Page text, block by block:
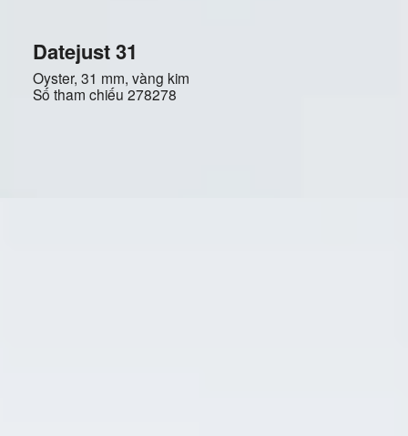
Datejust 31
Oyster, 31 mm, vàng kim
Số tham chiếu 278278